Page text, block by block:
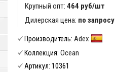
Крупный опт: 464 руб/шт
Дилерская цена: по запросу
Производитель: Adex
Коллекция: Ocean
Артикул: 10361